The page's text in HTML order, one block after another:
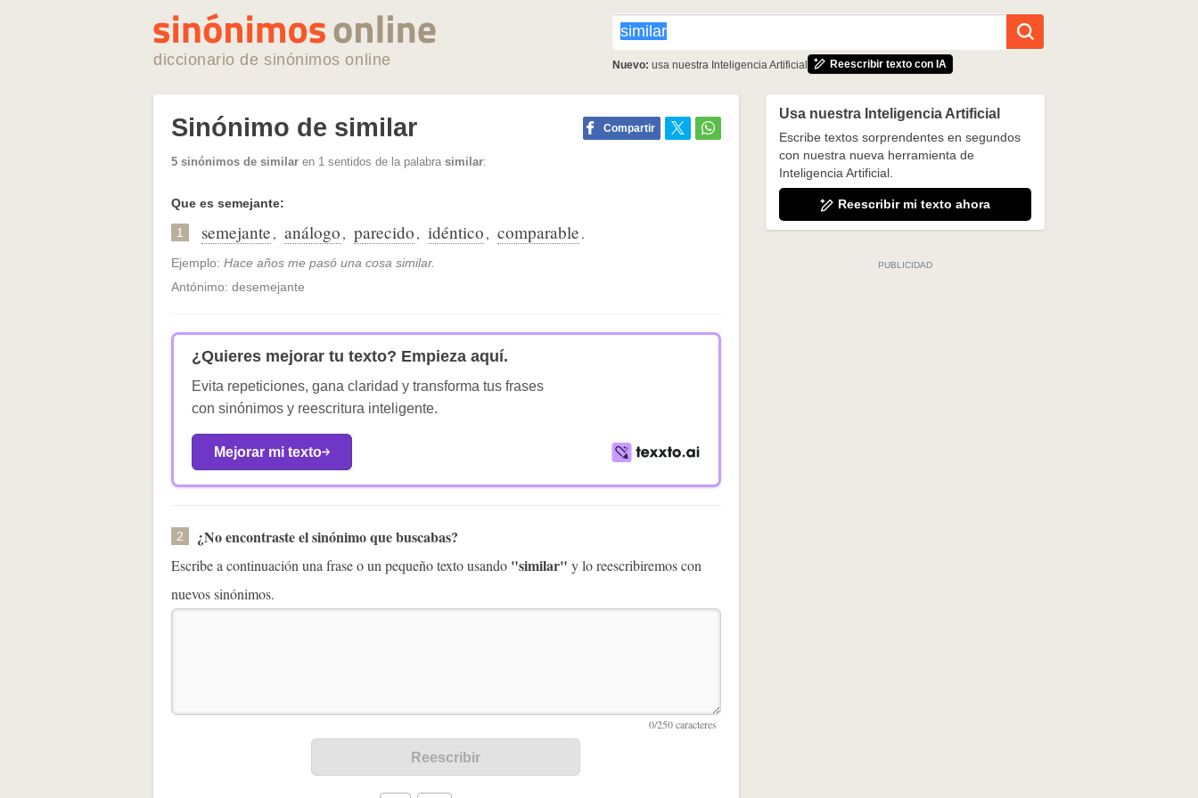
diccionario de sinónimos online Nuevo: usa nuestra Inteligencia Artificial Reescribir texto con IA
Sinónimo de similar Compartir
5 sinónimos de similar en 1 sentidos de la palabra similar:
Que es semejante:
1 semejante, análogo, parecido, idéntico, comparable.
Ejemplo: Hace años me pasó una cosa similar.
Antónimo: desemejante
¿Quieres mejorar tu texto? Empieza aquí.
Evita repeticiones, gana claridad y transforma tus frases
con sinónimos y reescritura inteligente.
Mejorar mi texto
2 ¿No encontraste el sinónimo que buscabas?
Escribe a continuación una frase o un pequeño texto usando "similar" y lo reescribiremos con
nuevos sinónimos.
Usa nuestra Inteligencia Artificial
Escribe textos sorprendentes en segundos
con nuestra nueva herramienta de
Inteligencia Artificial.
Reescribir mi texto ahora